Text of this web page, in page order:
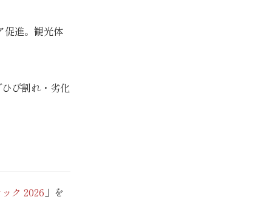
促進。観光体
び割れ・劣化
ク 2026 」を